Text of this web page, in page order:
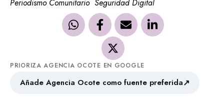
Periodismo Comunitario Seguridad Digital
PRIORIZA AGENCIA OCOTE EN GOOGLE
Añade Agencia Ocote como fuente preferida↗